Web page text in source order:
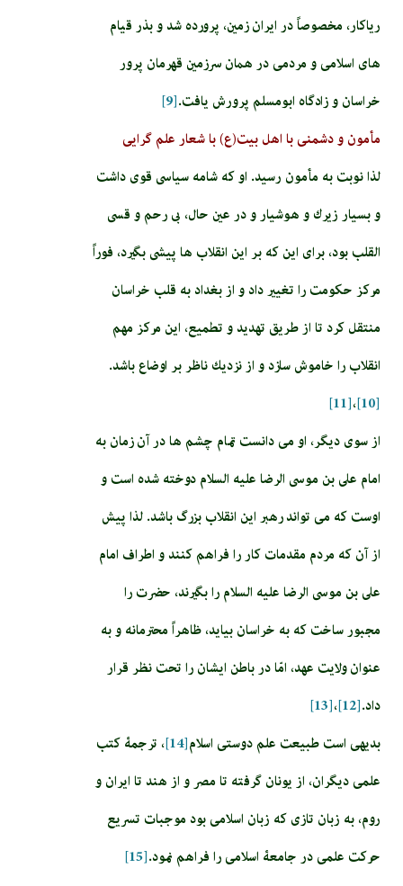
رياكار، مخصوصاً در ايران زمين، پرورده شد و بذر قيام
هاى اسلامى و مردمى در همان سرزمين قهرمان پرور
خراسان و زادگاه ابومسلم پرورش يافت.[9]
مأمون و دشمنی با اهل بیت(ع) با شعار علم گرایی
لذا نوبت به مأمون رسيد. او كه شامه سياسى قوى داشت
و بسيار زيرك و هوشيار و در عين حال، بى رحم و قسى
القلب بود، براى اين كه بر اين انقلاب ها پيشى بگيرد، فوراً
مركز حكومت را تغيير داد و از بغداد به قلب خراسان
منتقل كرد تا از طريق تهديد و تطميع، اين مركز مهم
انقلاب را خاموش سازد و از نزديك ناظر بر اوضاع باشد.
[10]
،[11]
از سوى ديگر، او مى دانست تمام چشم ها در آن زمان به
امام على بن موسى الرضا عليه السلام دوخته شده است و
اوست كه مى تواند رهبر اين انقلاب بزرگ باشد. لذا پيش
از آن كه مردم مقدمات كار را فراهم كنند و اطراف امام
على بن موسى الرضا عليه السلام را بگيرند، حضرت را
مجبور ساخت كه به خراسان بيايد، ظاهراً محترمانه و به
عنوان ولايت عهد، امّا در باطن ايشان را تحت نظر قرار
داد.[12] ،[13]
بدیهی است طبيعت علم دوستى اسلام‏[14]
، ترجمۀ كتب
علمى ديگران، از يونان گرفته تا مصر و از هند تا ايران و
روم، به زبان تازى كه زبان اسلامى‏ بود موجبات تسریع
حرکت علمی در جامعۀ اسلامی را فراهم نمود.[15]